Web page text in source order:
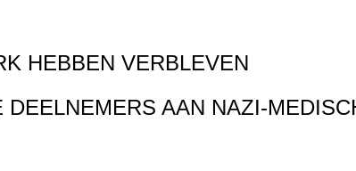
HEBBEN VERBLEVEN
AAN NAZI-